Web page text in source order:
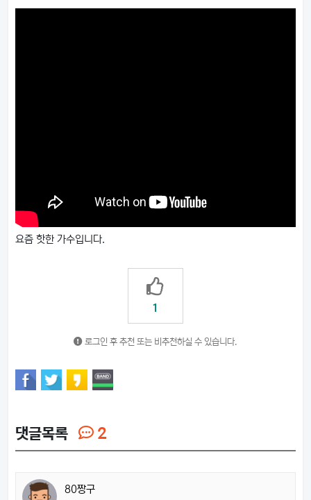
요즘 핫한 가수입니다.
1
로그인 후 추천 또는 비추천하실 수 있습니다.
댓글목록 2
80짱구